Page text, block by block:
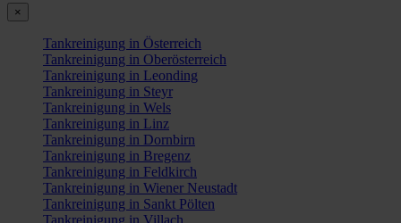
×
Tankreinigung in Österreich
Tankreinigung in Oberösterreich
Tankreinigung in Leonding
Tankreinigung in Steyr
Tankreinigung in Wels
Tankreinigung in Linz
Tankreinigung in Dornbirn
Tankreinigung in Bregenz
Tankreinigung in Feldkirch
Tankreinigung in Wiener Neustadt
Tankreinigung in Sankt Pölten
Tankreinigung in Villach